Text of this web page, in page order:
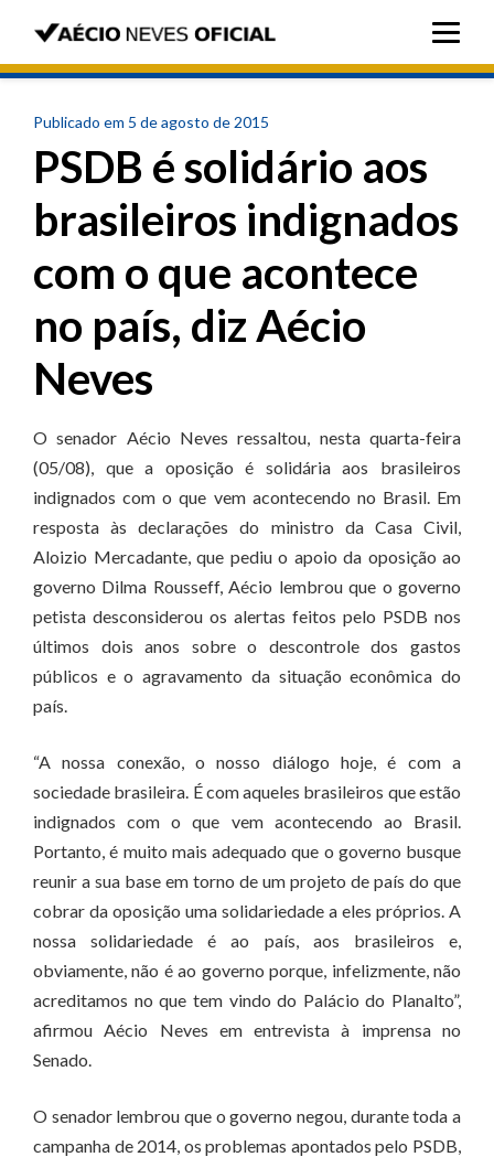
Publicado em 5 de agosto de 2015
PSDB é solidário aos
brasileiros indignados
com o que acontece
no país, diz Aécio
Neves
O senador Aécio Neves ressaltou, nesta quarta-feira
(05/08), que a oposição é solidária aos brasileiros
indignados com o que vem acontecendo no Brasil. Em
resposta às declarações do ministro da Casa Civil,
Aloizio Mercadante, que pediu o apoio da oposição ao
governo Dilma Rousseff, Aécio lembrou que o governo
petista desconsiderou os alertas feitos pelo PSDB nos
últimos dois anos sobre o descontrole dos gastos
públicos e o agravamento da situação econômica do
país.
“A nossa conexão, o nosso diálogo hoje, é com a
sociedade brasileira. É com aqueles brasileiros que estão
indignados com o que vem acontecendo ao Brasil.
Portanto, é muito mais adequado que o governo busque
reunir a sua base em torno de um projeto de país do que
cobrar da oposição uma solidariedade a eles próprios. A
nossa solidariedade é ao país, aos brasileiros e,
obviamente, não é ao governo porque, infelizmente, não
acreditamos no que tem vindo do Palácio do Planalto”,
afirmou Aécio Neves em entrevista à imprensa no
Senado.
O senador lembrou que o governo negou, durante toda a
campanha de 2014, os problemas apontados pelo PSDB,